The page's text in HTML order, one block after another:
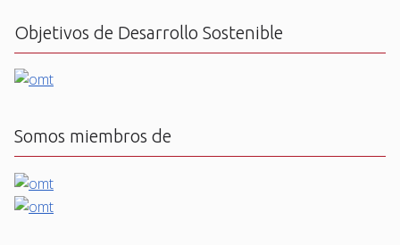
Objetivos de Desarrollo Sostenible
Somos miembros de